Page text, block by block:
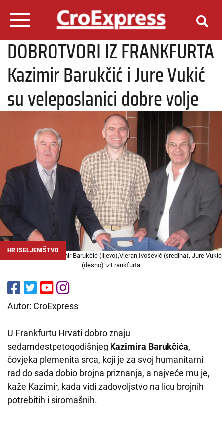
DOBROTVORI IZ FRANKFURTA
Kazimir Barukčić i Jure Vukić
su veleposlanici dobre volje
HR ISELJENIŠTVO
Foto: CroExpress/Kazimir Barukčić (lijevo),Vjeran Ivošević (sredina), Jure Vukić
(desno) iz Frankfurta
Autor: CroExpress
U Frankfurtu Hrvati dobro znaju
sedamdestpetogodišnjeg Kazimira Barukčića,
čovjeka plemenita srca, koji je za svoj humanitarni
rad do sada dobio brojna priznanja, a najveće mu je,
kaže Kazimir, kada vidi zadovoljstvo na licu brojnih
potrebitih i siromašnih.